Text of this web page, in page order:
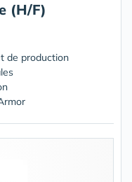
(H/F)
de production